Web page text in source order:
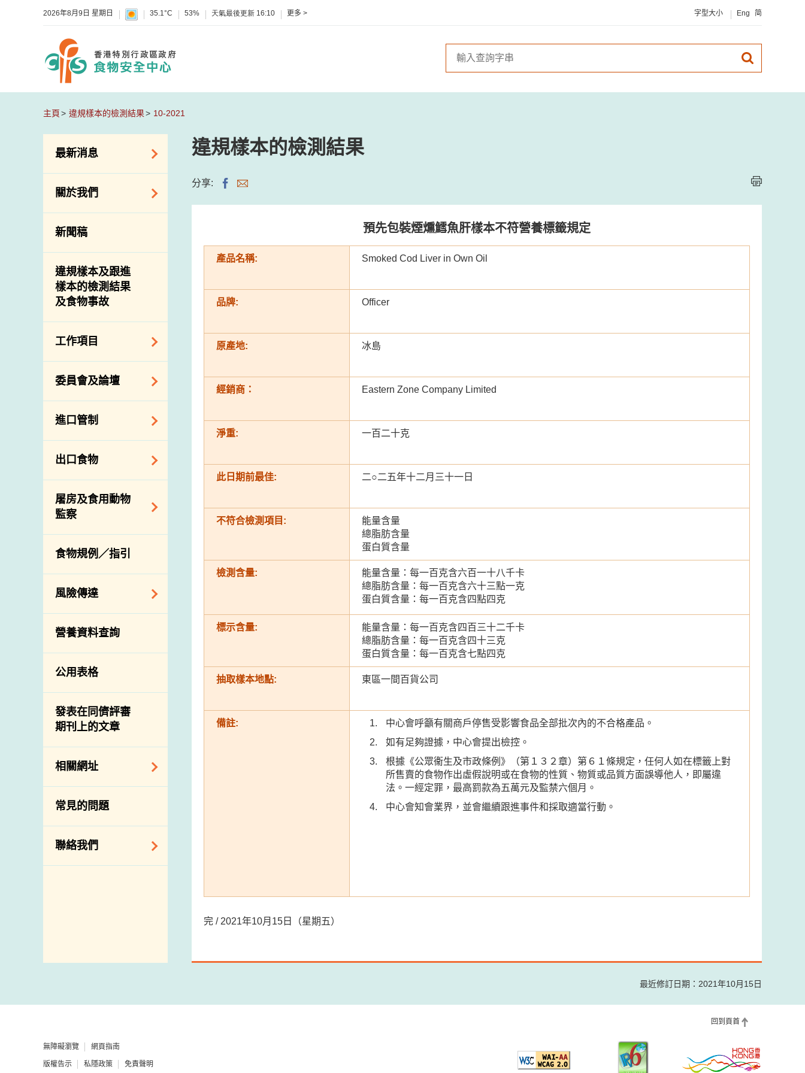
2026年8月9日 星期日 35.1°C 53% 天氣最後更新 16:10 更多 > 字型大小 Eng 简
主頁 違規樣本的檢測結果 10-2021
最新消息
食物警報 / 致敏物
警報
活動
關於我們
組織結構
介紹短片
新聞稿
違規樣本及跟進
樣本的檢測結果
及食物事故
工作項目
降低膳食中的鈉和
糖
食物安全重點控制
系統
基因改造食物
資料
食物安全之風險評
估
食物事故應變及管
理
食物消費量調查
總膳食研究
有機食物
高風險食物
抗菌素耐藥性
委員會及論壇
食物安全專家委員
會
消費者聯繫小組
進口管制
食物進口商和食物
分銷商登記制度
絡內地有關當局
進口食物管制
口檢驗
出口食物
出口驗證
出口食物往內地
出口商及業界的消
息
屠房及食用動物
監察
規管農業化學物及
獸醫藥物在食用動
物上的使用
屠房及疾病監測
宰前檢驗
宰後檢驗
結果
屠房及肉類檢驗
食物規例／指引
風險傳達
主題項目
項目及活動
資訊平台
下載
公開比賽
營養資料查詢
公用表格
發表在同儕評審
期刊上的文章
相關網址
相關政府部門／機
構
常見的問題
聯絡我們
違規樣本的檢測結果
分享:
預先包裝煙燻鱈魚肝樣本不符營養標籤規定
產品名稱: Smoked Cod Liver in Own Oil
品牌: Officer
原產地: 冰島
經銷商： Eastern Zone Company Limited
淨重: 一百二十克
此日期前最佳: 二○二五年十二月三十一日
不符合檢測項目:
能量含量
總脂肪含量
蛋白質含量
檢測含量:
能量含量：每一百克含六百一十八千卡
總脂肪含量：每一百克含六十三點一克
蛋白質含量：每一百克含四點四克
標示含量:
能量含量：每一百克含四百三十二千卡
總脂肪含量：每一百克含四十三克
蛋白質含量：每一百克含七點四克
抽取樣本地點: 東區一間百貨公司
備註:
中心會呼籲有關商戶停售受影響食品全部批次內的不合格產品。
如有足夠證據，中心會提出檢控。
根據《公眾衞生及市政條例》（第１３２章）第６１條規定，任何人如在標籤上對
所售賣的食物作出虛假說明或在食物的性質、物質或品質方面誤導他人，即屬違
法。一經定罪，最高罰款為五萬元及監禁六個月。
中心會知會業界，並會繼續跟進事件和採取適當行動。
完 / 2021年10月15日（星期五）
最近修訂日期：2021年10月15日
回到頁首
無障礙瀏覽 網頁指南
版權告示 私隱政策 免責聲明